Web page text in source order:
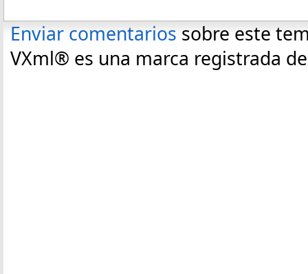
Enviar comentarios sobre este
VXml® es una marca registrada